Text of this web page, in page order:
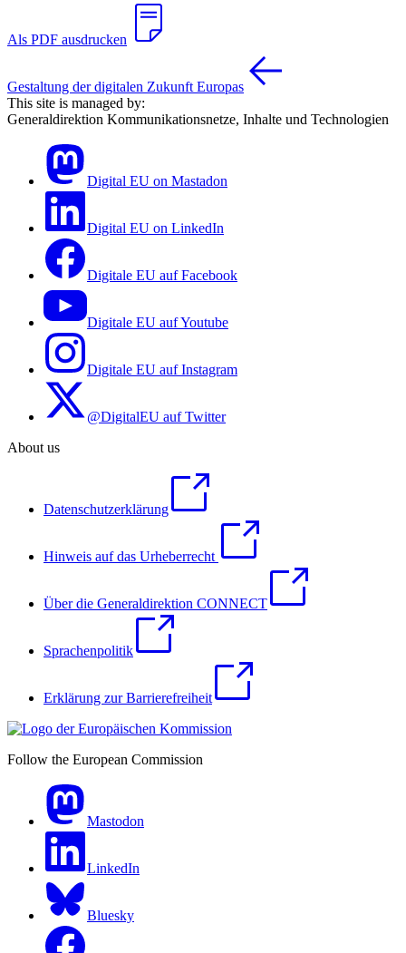
Als PDF ausdrucken
Gestaltung der digitalen Zukunft Europas
This site is managed by:
Generaldirektion Kommunikationsnetze, Inhalte und Technologien
Digital EU on Mastadon
Digital EU on LinkedIn
Digitale EU auf Facebook
Digitale EU auf Youtube
Digitale EU auf Instagram
@DigitalEU auf Twitter
About us
Datenschutzerklärung
Hinweis auf das Urheberrecht
Über die Generaldirektion CONNECT
Sprachenpolitik
Erklärung zur Barrierefreiheit
Follow the European Commission
Mastodon
LinkedIn
Bluesky